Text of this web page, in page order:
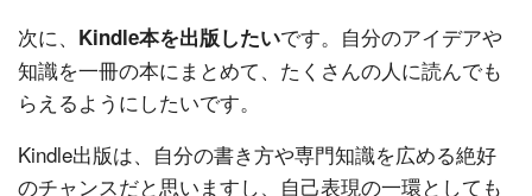
次に、 Kindle本を出版したいです。自分のアイデアや
知識を一冊の本にまとめて、たくさんの人に読んでも
らえるようにしたいです。
Kindle出版は、自分の書き方や専門知識を広める絶好
のチャンスだと思いますし、自己表現の一環としても